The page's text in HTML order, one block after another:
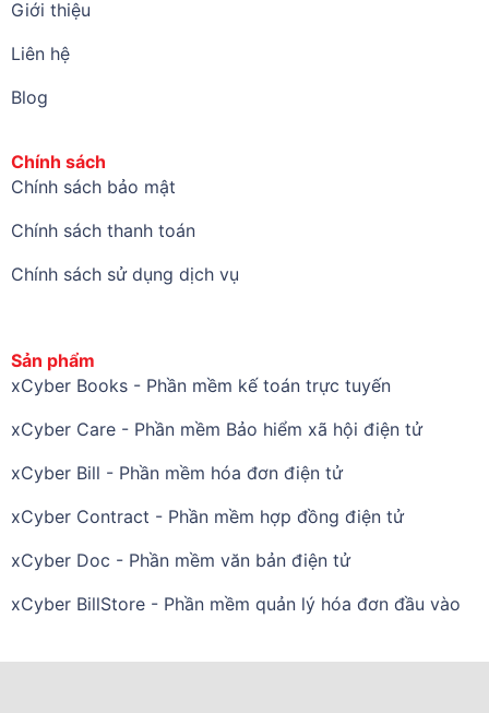
Giới thiệu
Liên hệ
Blog
Chính sách
Chính sách bảo mật
Chính sách thanh toán
Chính sách sử dụng dịch vụ
Sản phẩm
xCyber Books - Phần mềm kế toán trực tuyến
xCyber Care - Phần mềm Bảo hiểm xã hội điện tử
xCyber Bill - Phần mềm hóa đơn điện tử
xCyber Contract - Phần mềm hợp đồng điện tử
xCyber Doc - Phần mềm văn bản điện tử
xCyber BillStore - Phần mềm quản lý hóa đơn đầu vào